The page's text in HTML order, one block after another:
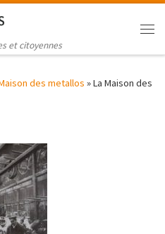
et citoyennes
des metallos »La Maison des